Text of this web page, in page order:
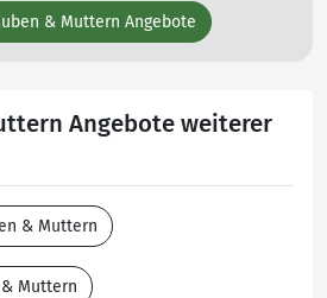
& Muttern Angebote
Angebote weiterer
& Muttern
Muttern